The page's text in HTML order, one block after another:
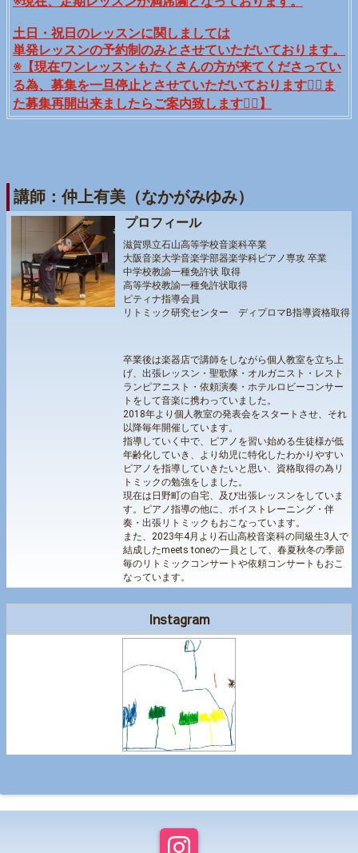
土日・祝日のレッスンに関しましては
単発レッスンの予約制のみとさせていただいております。
※【現在ワンレッスンもたくさんの方が来てくださってい
る為、募集を一旦停止とさせていただいております🙇‍♀️ま
た募集再開出来ましたらご案内致します🙇‍♀️】
講師：仲上有美（なかがみゆみ）
プロフィール
滋賀県立石山高等学校音楽科卒業
大阪音楽大学音楽学部器楽学科ピアノ専攻 卒業
中学校教諭一種免許状 取得
高等学校教諭一種免許状取得
ピティナ指導会員
リトミック研究センター ディプロマB指導資格取得
卒業後は楽器店で講師をしながら個人教室を立ち上
げ、出張レッスン・聖歌隊・オルガニスト・レスト
ランピアニスト・依頼演奏・ホテルロビーコンサー
トをして音楽に携わっていました。
2018年より個人教室の発表会をスタートさせ、それ
以降毎年開催しています。
指導していく中で、ピアノを習い始める生徒様が低
年齢化していき、より幼児に特化したわかりやすい
ピアノを指導していきたいと思い、資格取得の為リ
トミックの勉強をしました。
現在は日野町の自宅、及び出張レッスンをしていま
す。ピアノ指導の他に、ボイストレーニング・伴
奏・出張リトミックもおこなっています。
また、2023年4月より石山高校音楽科の同級生3人で
結成したmeets toneの一員として、春夏秋冬の季節
毎のリトミックコンサートや依頼コンサートもおこ
なっています。
Instagram